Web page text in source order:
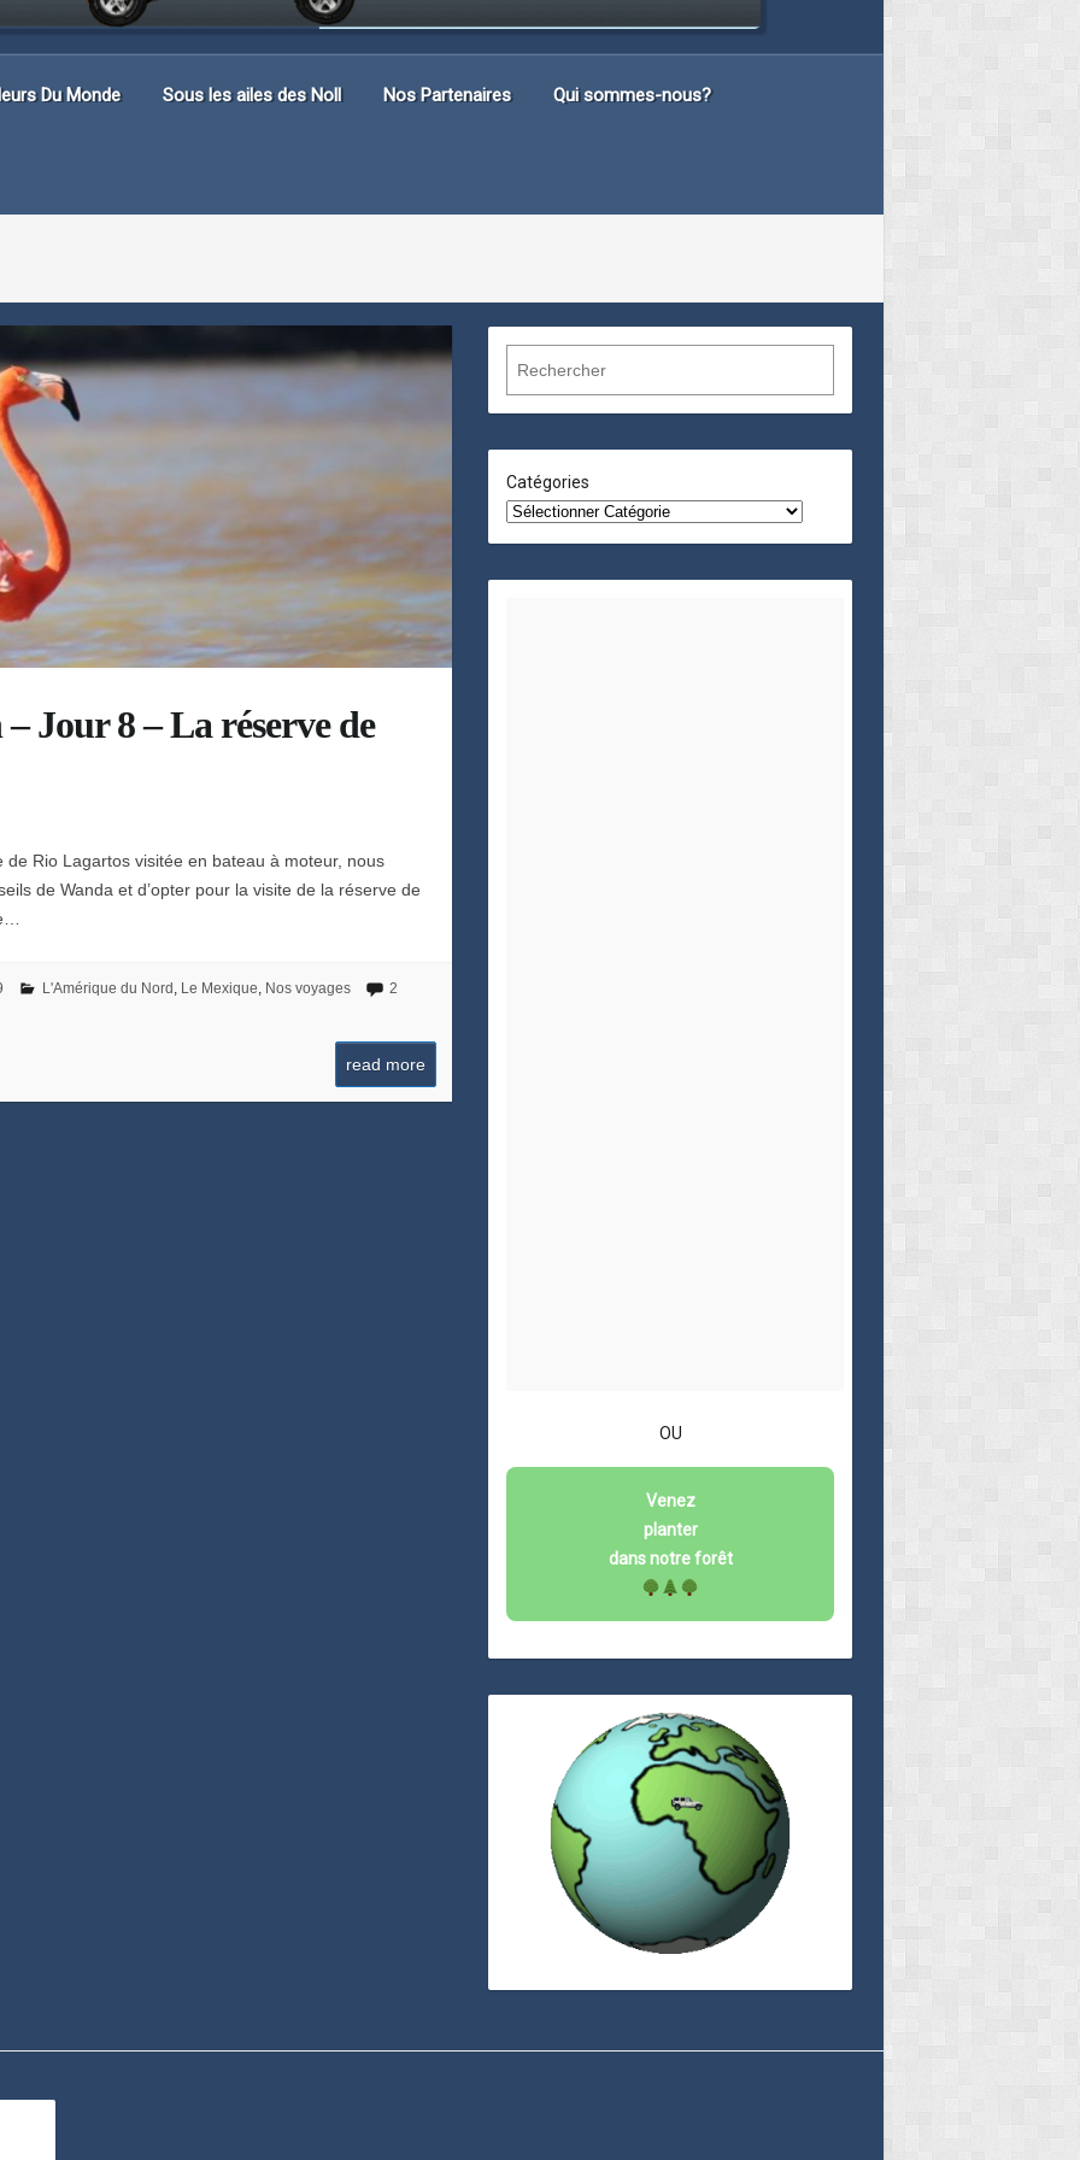
Du Monde Sous les ailes des Noll Nos Partenaires Qui sommes-nous?
Jour 8 – La réserve de
Rio Lagartos visitée en bateau à moteur, nous
de Wanda et d’opter pour la visite de la réserve de
L'Amérique du Nord , Le Mexique, Nos voyages 2
read more
c
h
e
r
Catégories
OU
Venez
planter
dans notre forêt